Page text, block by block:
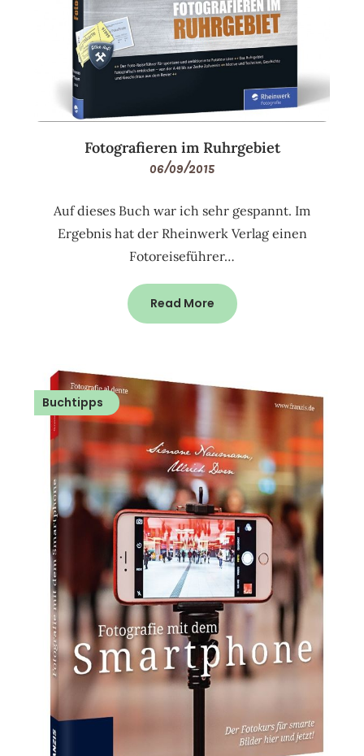
Fotografieren im Ruhrgebiet
06/09/2015
Auf dieses Buch war ich sehr gespannt. Im
Ergebnis hat der Rheinwerk Verlag einen
Fotoreiseführer…
Read More
Buchtipps